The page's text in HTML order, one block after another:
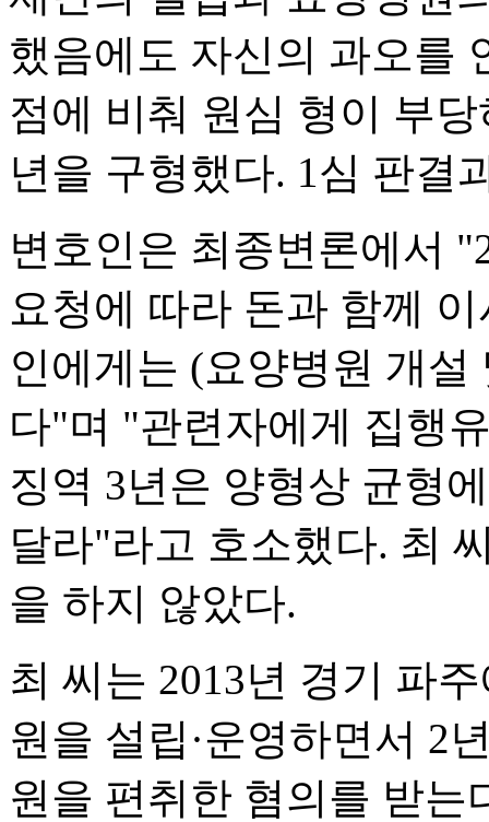
했음에도 자신의 과오를
점에 비춰 원심 형이 부
년을 구형했다. 1심 판결
변호인은 최종변론에서
요청에 따라 돈과 함께
인에게는 (요양병원 개
다"며 "관련자에게 집행
징역 3년은 양형상 균형
달라"라고 호소했다. 최
을 하지 않았다.
최 씨는 2013년 경기 파
원을 설립·운영하면서 2
원을 편취한 혐의를 받는